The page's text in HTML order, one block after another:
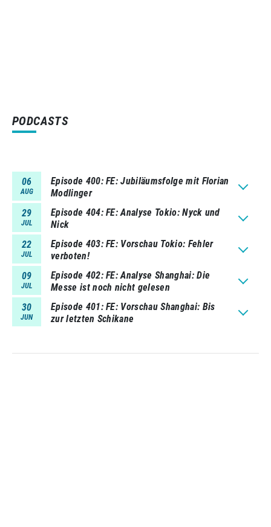
PODCASTS
06
AUG
Episode 400 FE: Jubiläumsfolge mit Florian
Modlinger
29
JUL
Episode 404 FE: Analyse Tokio: Nyck und
Nick
22
JUL
Episode 403 FE: Vorschau Tokio: Fehler
verboten!
09
JUL
Episode 402 FE: Analyse Shanghai: Die
Messe ist noch nicht gelesen
30
JUN
Episode 401 FE: Vorschau Shanghai: Bis
zur letzten Schikane